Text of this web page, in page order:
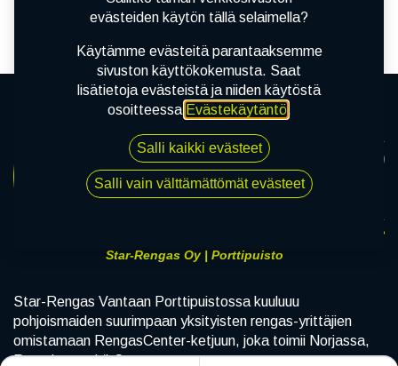
PAINEANTURIT.
Star-Rengas Oy | Porttipuisto
Star-Rengas Vantaan Porttipuistossa kuuluuu
pohjoismaiden suurimpaan yksityisten rengas-yrittäjien
omistamaan RengasCenter-ketjuun, joka toimii Norjassa,
Ruotsissa sekä Suomessa.
evästeiden käytön tällä selaimella?
Käytämme evästeitä parantaaksemme
sivuston käyttökokemusta. Saat
lisätietoja evästeistä ja niiden käytöstä
osoitteessa Evästekäytäntö.
Salli kaikki evästeet
Salli vain välttämättömät evästeet